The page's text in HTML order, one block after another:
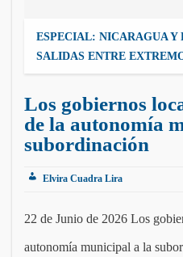
ESPECIAL: NICARAGUA Y
SALIDAS ENTRE
Los gobiernos
de la autonomía
subordinación
Elvira Cuadra Lira
22 de Junio de 2026 Los
autonomía municipal a la